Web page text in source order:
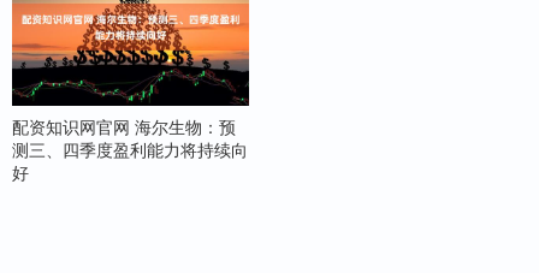
配资知识网官网 海尔生物：预
测三、四季度盈利能力将持续向
好